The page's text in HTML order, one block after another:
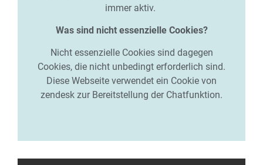
immer aktiv.
Was sind nicht essenzielle Cookies?
Nicht essenzielle Cookies sind dagegen
Cookies, die nicht unbedingt erforderlich sind.
Diese Webseite verwendet ein Cookie von
zendesk zur Bereitstellung der Chatfunktion.